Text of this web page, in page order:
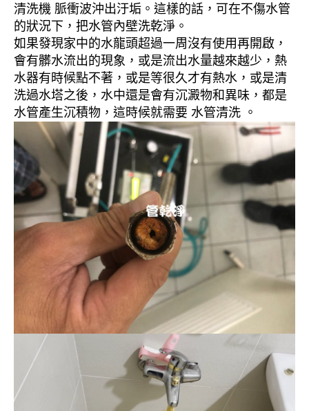
清洗機 脈衝波沖出汙垢。這樣的話，可在不傷水管
的狀況下，把水管內壁洗乾淨。
如果發現家中的水龍頭超過一周沒有使用再開啟，
會有髒水流出的現象，或是流出水量越來越少，熱
水器有時候點不著，或是等很久才有熱水，或是清
洗過水塔之後，水中還是會有沉澱物和異味，都是
水管產生沉積物，這時候就需要 水管清洗 。